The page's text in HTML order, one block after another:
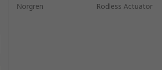
Norgren Rodless Actuator